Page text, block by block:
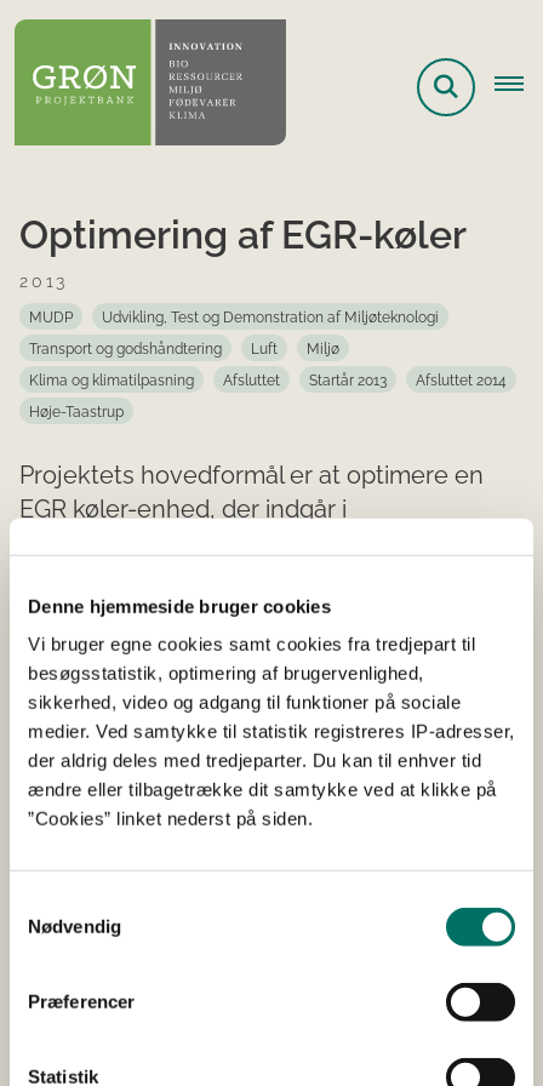
Denne hjemmeside bruger cookies
Vi bruger egne cookies samt cookies fra tredjepart til
besøgsstatistik, optimering af brugervenlighed,
sikkerhed, video og adgang til funktioner på sociale
medier. Ved samtykke til statistik registreres IP-adresser,
der aldrig deles med tredjeparter. Du kan til enhver tid
ændre eller tilbagetrække dit samtykke ved at klikke på
”Cookies” linket nederst på siden.
Nødvendig
Præferencer
Statistik
Optimering af EGR-køler
2013
MUDP
Udvikling, Test og Demonstration af Miljøteknologi
Transport og godshåndtering
Luft
Miljø
Klima og klimatilpasning
Afsluttet Startår 2013
Afsluttet 2014
Høje-Taastrup
Projektets hovedformål er at optimere en
EGR køler-enhed, der indgår i
EGR køleren er en nøglekomponent i et EGR system.
Formålet med EGR systemet er at reducere NOX
udledning således, at skibsflåden kan leve op til de
skærpede krav i Tier III. Arbejdet vil bestå af at udvikle
en beregningsmodel til dimensionering, målinger og
verifikationer samt inkorporering af nye materialer
således, at EGR køleren bliver tilstrækkelig effektiv og